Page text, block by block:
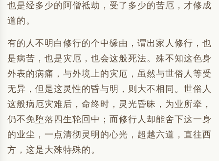
也是经多少的阿僧祗劫，受了多少的苦厄，才修成
道的。
有的人不明白修行的个中缘由，谓出家人修行，也
是病苦，也是灾厄，也会这般死法。殊不知这色身
外表的病痛，与外境上的灾厄，虽然与世俗人等受
无异，但是这灵性的昏与明，则大不相同。世俗人
这般病厄灾难后，命终时，灵光昏昧，为业所牵，
仍不免堕落四生轮回中；而修行人却能舍下这一身
的业尘，一点清彻灵明的心光，超越六道，直往西
方，这是大殊特殊的。